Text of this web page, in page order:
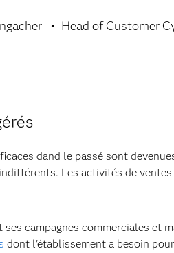
Head of Customer
dand le passé sont
Les activités de
ses campagnes commerciales et
dont l'établissement a besoin